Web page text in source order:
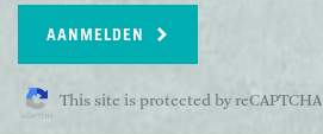
AANMELDEN
This site is protected by reCAPTCHA